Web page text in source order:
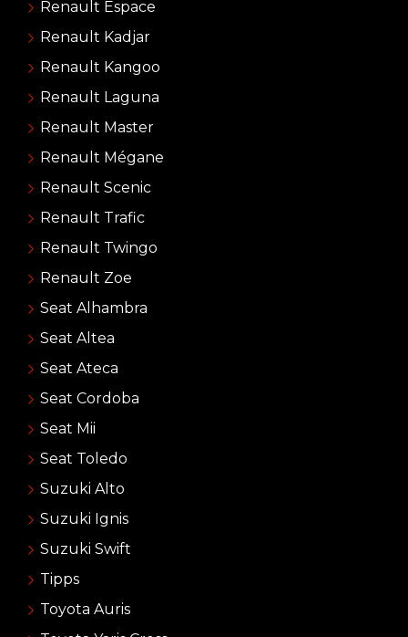
Renault Espace
Renault Kadjar
Renault Kangoo
Renault Laguna
Renault Master
Renault Mégane
Renault Scenic
Renault Trafic
Renault Twingo
Renault Zoe
Seat Alhambra
Seat Altea
Seat Ateca
Seat Cordoba
Seat Mii
Seat Toledo
Suzuki Alto
Suzuki Ignis
Suzuki Swift
Tipps
Toyota Auris